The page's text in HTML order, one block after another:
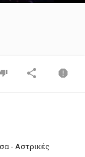
- Αστρικές